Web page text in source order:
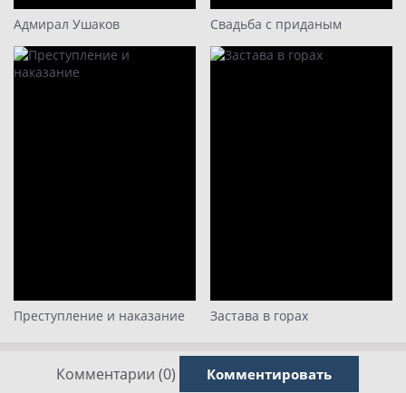
Адмирал Ушаков Свадьба с приданым
Преступление и наказание Застава в горах
Комментарии (0) Комментировать